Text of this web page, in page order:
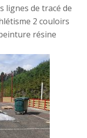
lignes de tracé de
2 couloirs
résine